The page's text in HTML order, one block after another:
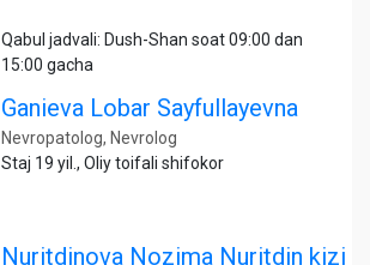
Qabul jadvali: Dush-Shan soat 09:00 dan
15:00 gacha
Ganieva Lobar Sayfullayevna
Nevropatolog, Nevrolog
Staj 19 yil., Oliy toifali shifokor
Nuritdinova Nozima Nuritdin kizi